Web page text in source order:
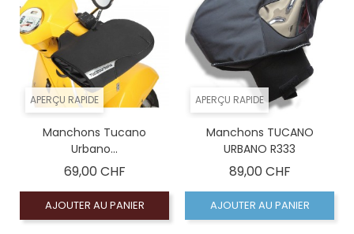
APERÇU RAPIDE
Manchons Tucano
Urbano...
69,00 CHFPrix
AJOUTER AU PANIER
APERÇU RAPIDE
Manchons TUCANO
URBANO R333
89,00 CHFPrix
AJOUTER AU PANIER